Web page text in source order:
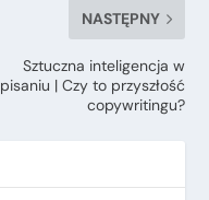
NASTĘPNY
Sztuczna inteligencja w
pisaniu | Czy to przyszłość
copywritingu?